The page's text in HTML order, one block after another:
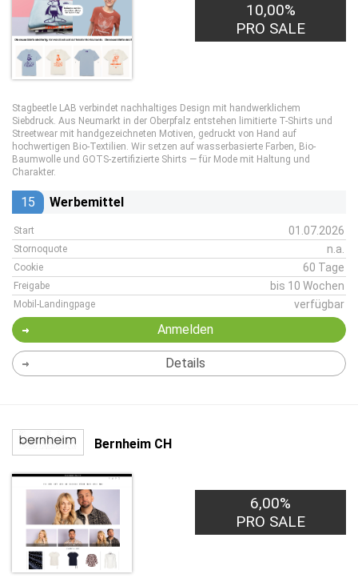
10,00%
PRO SALE
Stagbeetle LAB verbindet nachhaltiges Design mit handwerklichem
Siebdruck. Aus Neumarkt in der Oberpfalz entstehen limitierte T-Shirts und
Streetwear mit handgezeichneten Motiven, gedruckt von Hand auf
hochwertigen Bio-Textilien. Wir setzen auf wasserbasierte Farben, Bio-
Baumwolle und GOTS-zertifizierte Shirts — für Mode mit Haltung und
Charakter.
15 Werbemittel
Start 01.07.2026
Stornoquote n.a.
Cookie 60 Tage
Freigabe bis 10 Wochen
Mobil-Landingpage verfügbar
Anmelden
Details
Bernheim CH
6,00%
PRO SALE